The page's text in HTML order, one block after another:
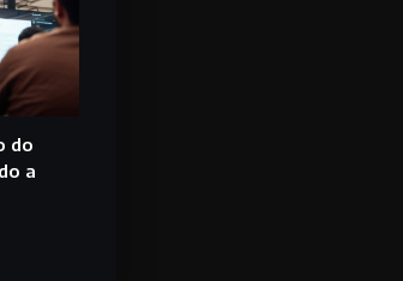
do
a